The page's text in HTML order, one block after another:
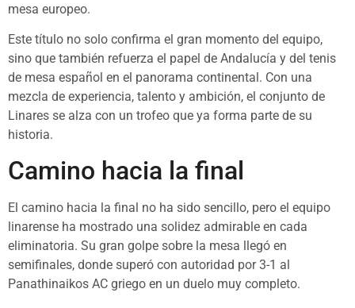
mesa europeo.
Este título no solo confirma el gran momento del equipo,
sino que también refuerza el papel de Andalucía y del tenis
de mesa español en el panorama continental. Con una
mezcla de experiencia, talento y ambición, el conjunto de
Linares se alza con un trofeo que ya forma parte de su
historia.
Camino hacia la final
El camino hacia la final no ha sido sencillo, pero el equipo
linarense ha mostrado una solidez admirable en cada
eliminatoria. Su gran golpe sobre la mesa llegó en
semifinales, donde superó con autoridad por 3-1 al
Panathinaikos AC griego en un duelo muy completo.